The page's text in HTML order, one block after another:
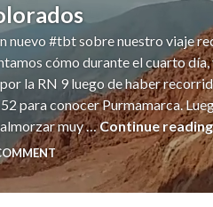
nuevo #tbt sobre nuestro viaje
cómo durante el cuarto día,
la RN 9 luego de haber
para conocer Purmamarca.
muy …Continue reading